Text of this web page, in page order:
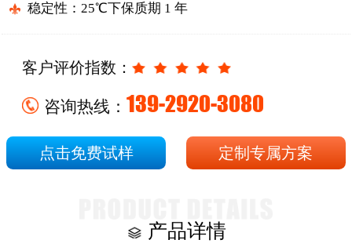
稳定性：25℃下保质期 1 年
客户评价指数：
咨询热线： 139-2920-3080
点击免费试样 定制专属方案
产品详情